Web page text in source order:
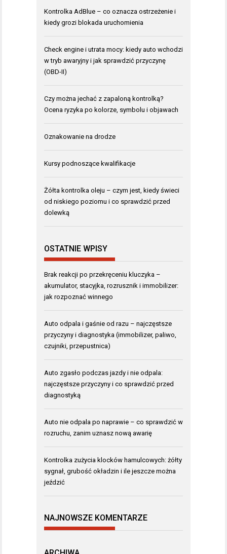
Kontrolka AdBlue – co oznacza ostrzeżenie i
kiedy grozi blokada uruchomienia
Check engine i utrata mocy: kiedy auto wchodzi
w tryb awaryjny i jak sprawdzić przyczynę
(OBD-II)
Czy można jechać z zapaloną kontrolką?
Ocena ryzyka po kolorze, symbolu i objawach
Oznakowanie na drodze
Kursy podnoszące kwalifikacje
Żółta kontrolka oleju – czym jest, kiedy świeci
od niskiego poziomu i co sprawdzić przed
dolewką
OSTATNIE WPISY
Brak reakcji po przekręceniu kluczyka –
akumulator, stacyjka, rozrusznik i immobilizer:
jak rozpoznać winnego
Auto odpala i gaśnie od razu – najczęstsze
przyczyny i diagnostyka (immobilizer, paliwo,
czujniki, przepustnica)
Auto zgasło podczas jazdy i nie odpala:
najczęstsze przyczyny i co sprawdzić przed
diagnostyką
Auto nie odpala po naprawie – co sprawdzić w
rozruchu, zanim uznasz nową awarię
Kontrolka zużycia klocków hamulcowych: żółty
sygnał, grubość okładzin i ile jeszcze można
jeździć
NAJNOWSZE KOMENTARZE